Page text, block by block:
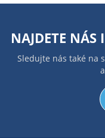
NAJDETE NÁS
Sledujte nás také na